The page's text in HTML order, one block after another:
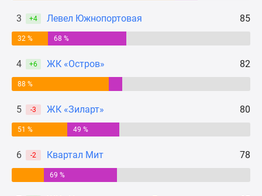
проекте
Реклама
сайте
Дзен
Машино-
места
Апартаменты
#траншевая
3 +4 Левел Южнопортовая 85
32 % 68 %
4 +6 ЖК «Остров» 82
88 %
5 -3 ЖК «Зиларт» 80
51 % 49 %
6 -2 Квартал Мит 78
69 %